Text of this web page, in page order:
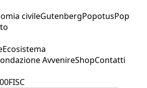
civileGutenbergPopotusPop
Ecosistema
AvvenireShopContatti
FISC